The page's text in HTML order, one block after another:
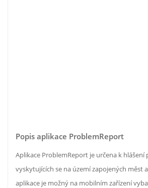
Popis aplikace ProblemReport
Aplikace ProblemReport je určena k hlášení
vyskytujících se na území zapojených měst
aplikace je možný na mobilním zařízení